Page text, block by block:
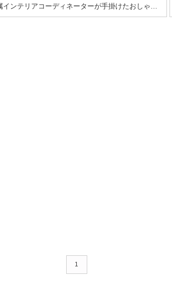
インテリアコーディネーターが手掛けたおしゃれ
内。アクセントクロスが部屋の雰囲気を引き締め
1